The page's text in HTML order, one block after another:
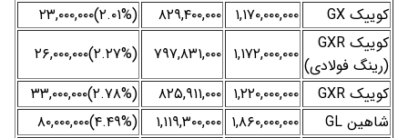
کوییک GX
۱,۱۷۰,۰۰۰,۰۰۰ ۸۲۹,۴۰۰,۰۰۰
(‎۲.۰۱%‌)‎۲۳,۰۰۰,۰۰۰‌
کوییک GXR
(رینگ فولادی)
۱,۱۷۲,۰۰۰,۰۰۰ ۷۹۷,۸۳۱,۰۰۰
(‎۲.۲۷%‌)‎۲۶,۰۰۰,۰۰۰‌
کوییک GXR
۱,۲۲۰,۰۰۰,۰۰۰ ۸۲۵,۹۱۱,۰۰۰
(‎۲.۷۸%‌)‎۳۳,۰۰۰,۰۰۰‌
شاهین GL
۱,۸۶۰,۰۰۰,۰۰۰ ۱,۱۱۹,۳۰۰,۰۰۰
(‎۴.۴۹%‌)‎۸۰,۰۰۰,۰۰۰‌